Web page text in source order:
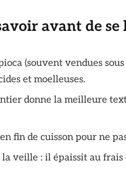
avant de se
(souvent vendues
et moelleuses.
donne la meilleure
fin de cuisson pour ne
veille : il épaissit au frais